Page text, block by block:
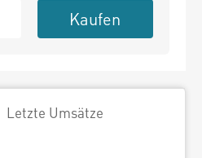
Kaufen
Letzte Umsätze